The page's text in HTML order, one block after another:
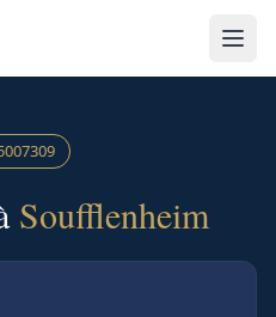
Soufflenheim